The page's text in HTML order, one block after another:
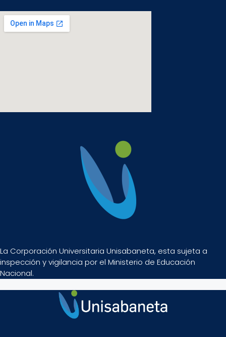
La Corporación Universitaria Unisabaneta, esta sujeta a
inspección y vigilancia por el Ministerio de Educación
Nacional.